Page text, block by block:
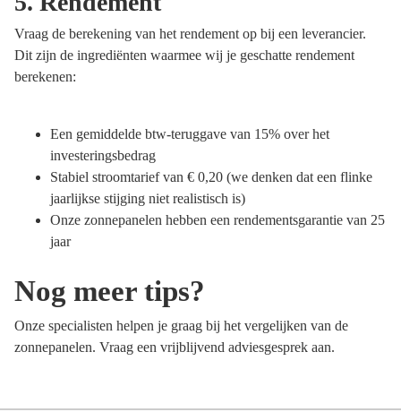
Vraag de berekening van het rendement op bij een leverancier.
Dit zijn de ingrediënten waarmee wij je geschatte rendement
berekenen:
Een gemiddelde btw-teruggave van 15% over het
investeringsbedrag
Stabiel stroomtarief van € 0,20 (we denken dat een flinke
jaarlijkse stijging niet realistisch is)
Onze zonnepanelen hebben een rendementsgarantie van 25
jaar
Nog meer tips?
Onze specialisten helpen je graag bij het vergelijken van de
zonnepanelen. Vraag een vrijblijvend adviesgesprek aan.